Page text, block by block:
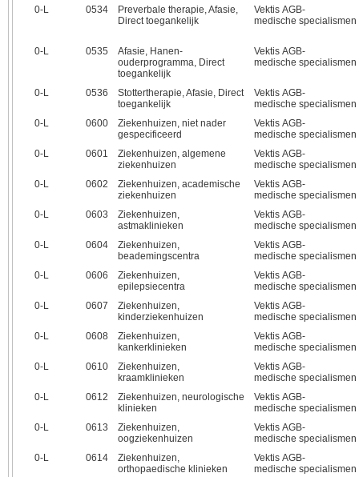
0‑L 0534
Preverbale therapie, Afasie,
Direct toegankelijk
Vektis AGB-
medische specialismen
0‑L 0535
Afasie, Hanen-
ouderprogramma, Direct
toegankelijk
Vektis AGB-
medische specialismen
0‑L 0536
Stottertherapie, Afasie, Direct
toegankelijk
Vektis AGB-
medische specialismen
0‑L
0600
Ziekenhuizen, niet nader
gespecificeerd
Vektis AGB-
medische specialismen
0‑L
0601
Ziekenhuizen, algemene
ziekenhuizen
Vektis AGB-
medische specialismen
0‑L
0602
Ziekenhuizen, academische
ziekenhuizen
Vektis AGB-
medische specialismen
0‑L
0603
Ziekenhuizen,
astmaklinieken
Vektis AGB-
medische specialismen
0‑L
0604
Ziekenhuizen,
beademingscentra
Vektis AGB-
medische specialismen
0‑L
0606
Ziekenhuizen,
epilepsiecentra
Vektis AGB-
medische specialismen
0‑L
0607
Ziekenhuizen,
kinderziekenhuizen
Vektis AGB-
medische specialismen
0‑L
0608
Ziekenhuizen,
kankerklinieken
Vektis AGB-
medische specialismen
0‑L
0610
Ziekenhuizen,
kraamklinieken
Vektis AGB-
medische specialismen
0‑L
0612
Ziekenhuizen, neurologische
klinieken
Vektis AGB-
medische specialismen
0‑L
0613
Ziekenhuizen,
oogziekenhuizen
Vektis AGB-
medische specialismen
0‑L
0614
Ziekenhuizen,
orthopaedische klinieken
Vektis AGB-
medische specialismen